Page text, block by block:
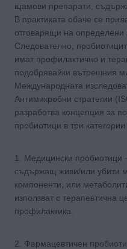
щамови препарати,
В практиката обаче се
отговарящи на определени
Следователно,
имат профилактично и
подобрявайки вътрешния
Международната
Антимикробни стратегии
разработва концепция за
пробиотици в три
1. Медицински пробиотици
съдържащ живи/или убити
компоненти, или
използват с терапевтична
профилактика.
2. Фармацевтичен